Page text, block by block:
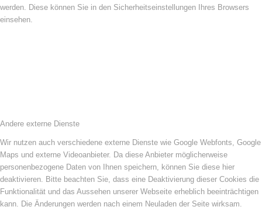
werden. Diese können Sie in den Sicherheitseinstellungen Ihres Browsers
einsehen.
Andere externe Dienste
Wir nutzen auch verschiedene externe Dienste wie Google Webfonts, Google
Maps und externe Videoanbieter. Da diese Anbieter möglicherweise
personenbezogene Daten von Ihnen speichern, können Sie diese hier
deaktivieren. Bitte beachten Sie, dass eine Deaktivierung dieser Cookies die
Funktionalität und das Aussehen unserer Webseite erheblich beeinträchtigen
kann. Die Änderungen werden nach einem Neuladen der Seite wirksam.